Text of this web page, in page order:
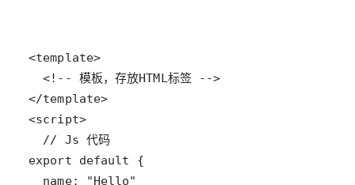
<script>